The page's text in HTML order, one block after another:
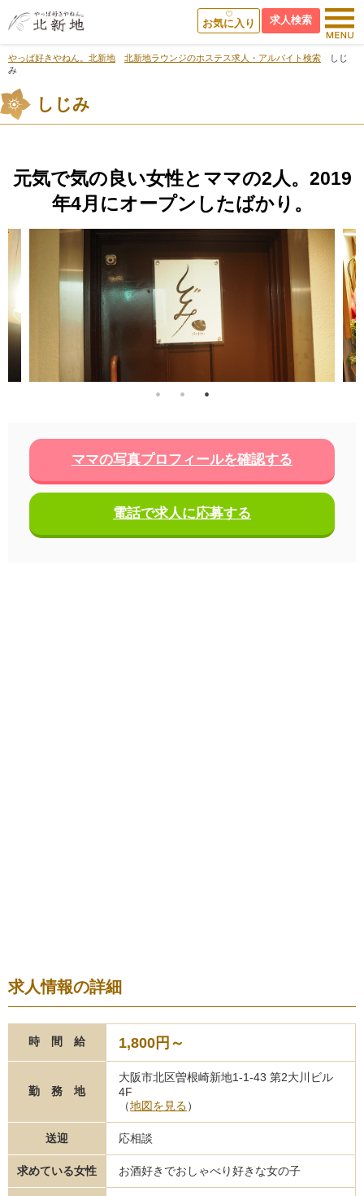
求人検索
お気に入り
やっぱ好きやねん。北新地 北新地ラウンジのホステス求人・アルバイト検索
しじ
み
しじみ
元気で気の良い女性とママの2人。2019
年4月にオープンしたばかり。
ママの写真プロフィールを確認する
電話で求人に応募する
求人情報の詳細
時 間 給 1,800円～
勤 務 地
大阪市北区曽根崎新地1-1-43 第2大川ビル
4F
（地図を見る）
送迎 応相談
求めている女性 お酒好きでおしゃべり好きな女の子